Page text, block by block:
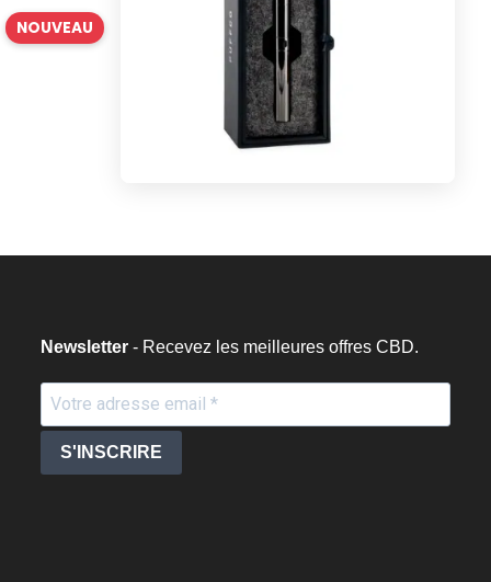
NOUVEAU
Newsletter - Recevez les meilleures offres CBD.
S'INSCRIRE